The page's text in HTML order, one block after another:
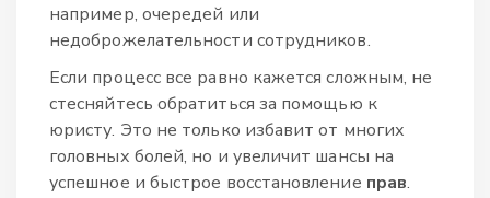
например, очередей или
недоброжелательности сотрудников.
Если процесс все равно кажется сложным, не
стесняйтесь обратиться за помощью к
юристу. Это не только избавит от многих
головных болей, но и увеличит шансы на
успешное и быстрое восстановление прав.